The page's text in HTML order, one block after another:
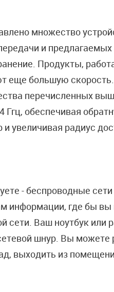
множество
и
Продукты,
еще большую
перечисленных
Ггц, обеспечивая
увеличивая радиус
- беспроводные
информации, где бы
Ваш ноутбук или
шнур. Вы можете
выходить из